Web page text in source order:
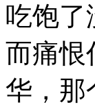
吃饱了
而痛恨
华，那